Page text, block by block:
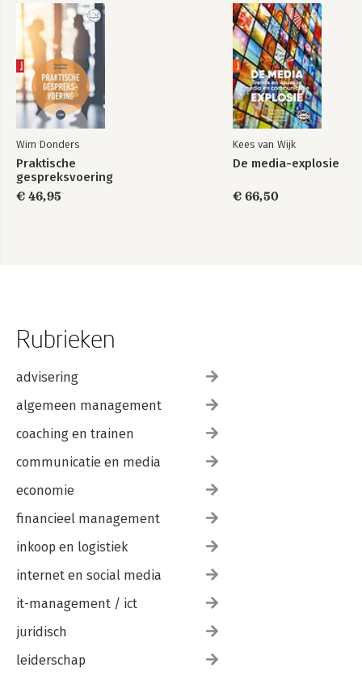
Wim Donders
Praktische
gespreksvoering
€ 46,95
Kees van Wijk
De media-explosie
€ 66,50
Rubrieken
advisering
algemeen management
coaching en trainen
communicatie en media
economie
financieel management
inkoop en logistiek
internet en social media
it-management / ict
juridisch
leiderschap